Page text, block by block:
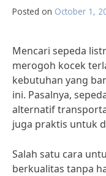
Posted on October 1,
Mencari sepeda
merogoh kocek
kebutuhan yang
ini. Pasalnya,
alternatif
juga praktis untuk
Salah satu cara
berkualitas tanpa